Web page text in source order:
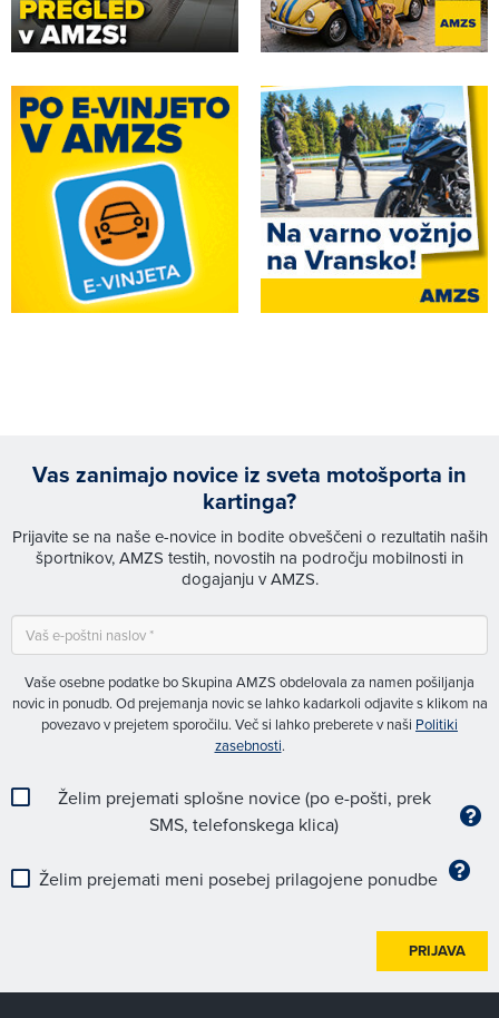
Vas zanimajo novice iz sveta motošporta in
kartinga?
Prijavite se na naše e-novice in bodite obveščeni o rezultatih naših
športnikov, AMZS testih, novostih na področju mobilnosti in
dogajanju v AMZS.
Vaše osebne podatke bo Skupina AMZS obdelovala za namen pošiljanja
novic in ponudb. Od prejemanja novic se lahko kadarkoli odjavite s klikom na
povezavo v prejetem sporočilu. Več si lahko preberete v naši Politiki
zasebnosti.
Želim prejemati splošne novice (po e-pošti, prek
SMS, telefonskega klica)
Želim prejemati meni posebej prilagojene ponudbe
PRIJAVA